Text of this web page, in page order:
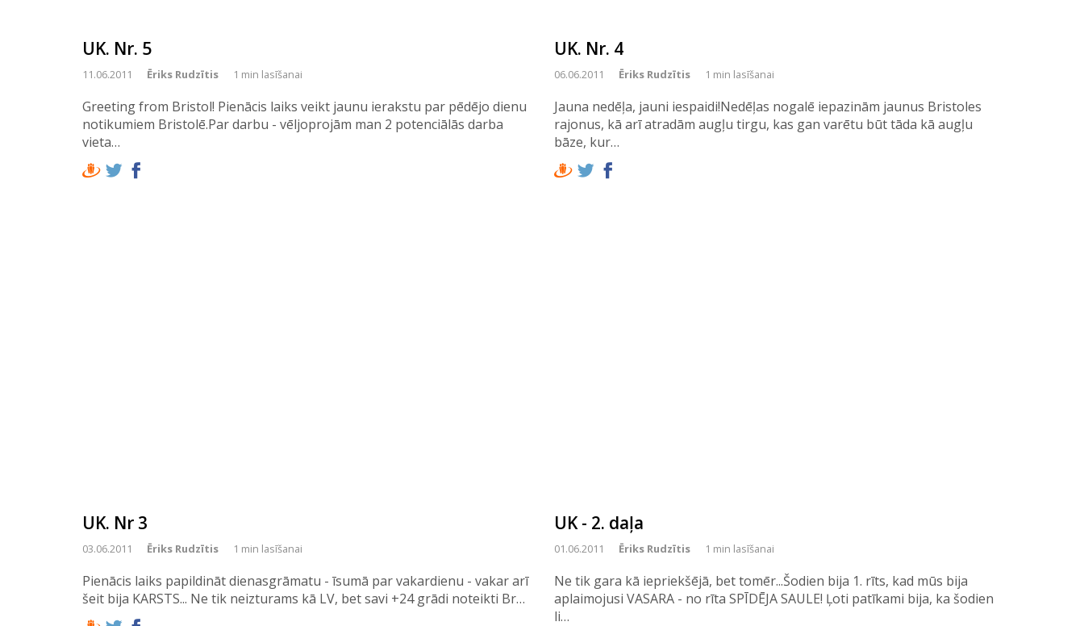
UK. Nr. 5
11.06.2011 Ēriks Rudzītis 1 min lasīšanai
Greeting from Bristol! Pienācis laiks veikt jaunu ierakstu par pēdējo dienu
notikumiem Bristolē.Par darbu - vēljoprojām man 2 potenciālās darba
vieta…
UK. Nr. 4
06.06.2011 Ēriks Rudzītis 1 min lasīšanai
Jauna nedēļa, jauni iespaidi!Nedēļas nogalē iepazinām jaunus Bristoles
rajonus, kā arī atradām augļu tirgu, kas gan varētu būt tāda kā augļu
bāze, kur…
UK. Nr 3
03.06.2011 Ēriks Rudzītis 1 min lasīšanai
Pienācis laiks papildināt dienasgrāmatu - īsumā par vakardienu - vakar arī
šeit bija KARSTS... Ne tik neizturams kā LV, bet savi +24 grādi noteikti Br…
UK - 2. daļa
01.06.2011 Ēriks Rudzītis 1 min lasīšanai
Ne tik gara kā iepriekšējā, bet tomēr...Šodien bija 1. rīts, kad mūs bija
aplaimojusi VASARA - no rīta SPĪDĒJA SAULE! Ļoti patīkami bija, ka šodien
li…